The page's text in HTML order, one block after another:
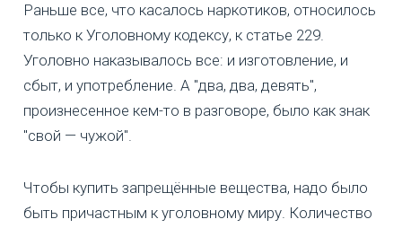
Раньше все, что касалось наркотиков, относилось
только к Уголовному кодексу, к статье 229.
Уголовно наказывалось все: и изготовление, и
сбыт, и употребление. А "два, два, девять",
произнесенное кем-то в разговоре, было как знак
"свой — чужой".
Чтобы купить запрещённые вещества, надо было
быть причастным к уголовному миру. Количество